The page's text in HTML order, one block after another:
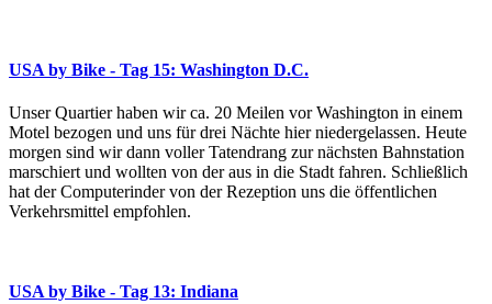
USA by Bike - Tag 15: Washington D.C.
Unser Quartier haben wir ca. 20 Meilen vor Washington in einem
Motel bezogen und uns für drei Nächte hier niedergelassen. Heute
morgen sind wir dann voller Tatendrang zur nächsten Bahnstation
marschiert und wollten von der aus in die Stadt fahren. Schließlich
hat der Computerinder von der Rezeption uns die öffentlichen
Verkehrsmittel empfohlen.
USA by Bike - Tag 13: Indiana